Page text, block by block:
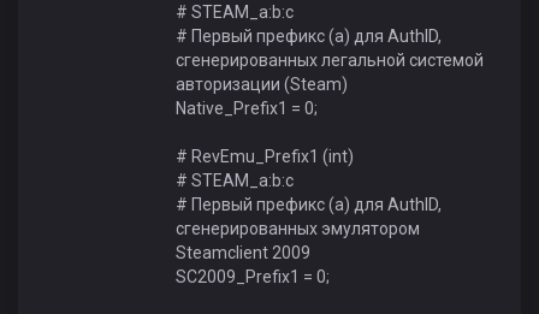
# STEAM_a:b:c
# Первый префикс (a) для AuthID,
сгенерированных легальной системой
авторизации (Steam)
Native_Prefix1 = 0;
# RevEmu_Prefix1 (int)
# STEAM_a:b:c
# Первый префикс (a) для AuthID,
сгенерированных эмулятором
Steamclient 2009
SC2009_Prefix1 = 0;